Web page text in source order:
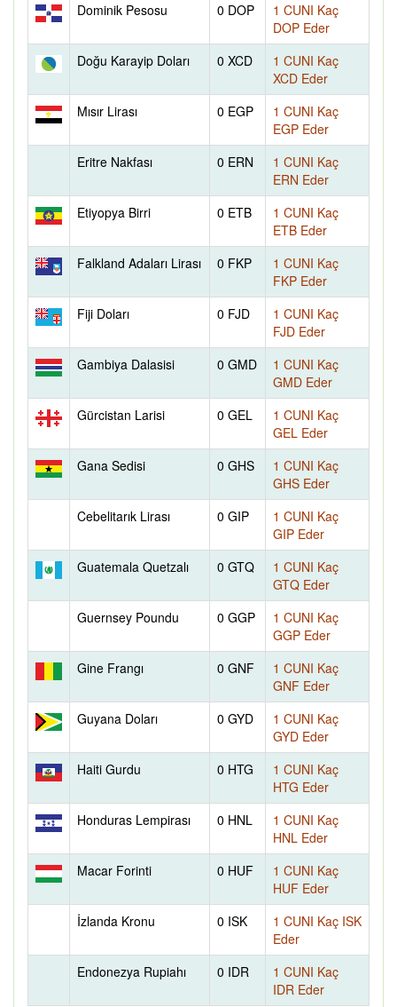
Dominik Pesosu
0 DOP
1 CUNI Kaç
DOP Eder
Doğu Karayip Doları
0 XCD
1 CUNI Kaç
XCD Eder
Mısır Lirası
0 EGP
1 CUNI Kaç
EGP Eder
Eritre Nakfası
0 ERN
1 CUNI Kaç
ERN Eder
Etiyopya Birri
0 ETB
1 CUNI Kaç
ETB Eder
Falkland Adaları Lirası
0 FKP
1 CUNI Kaç
FKP Eder
Fiji Doları
0 FJD
1 CUNI Kaç
FJD Eder
Gambiya Dalasisi
0 GMD
1 CUNI Kaç
GMD Eder
Gürcistan Larisi
0 GEL
1 CUNI Kaç
GEL Eder
Gana Sedisi
0 GHS
1 CUNI Kaç
GHS Eder
Cebelitarık Lirası
0 GIP
1 CUNI Kaç
GIP Eder
Guatemala Quetzalı
0 GTQ
1 CUNI Kaç
GTQ Eder
Guernsey Poundu
0 GGP
1 CUNI Kaç
GGP Eder
Gine Frangı
0 GNF
1 CUNI Kaç
GNF Eder
Guyana Doları
0 GYD
1 CUNI Kaç
GYD Eder
Haiti Gurdu
0 HTG
1 CUNI Kaç
HTG Eder
Honduras Lempirası
0 HNL
1 CUNI Kaç
HNL Eder
Macar Forinti
0 HUF
1 CUNI Kaç
HUF Eder
İzlanda Kronu
0 ISK
1 CUNI Kaç ISK
Eder
Endonezya Rupiahı
0 IDR
1 CUNI Kaç
IDR Eder